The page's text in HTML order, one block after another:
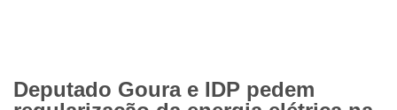
Deputado Goura e IDP pedem